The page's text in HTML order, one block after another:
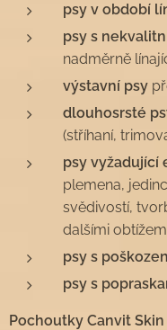
psy v období
psy s
nadměrně
výstavní psy
dlouhosrsté
(stříhaní,
psy vyžadující
plemena,
svědivostí,
dalšími
psy s
psy s
Pochoutky Canvit